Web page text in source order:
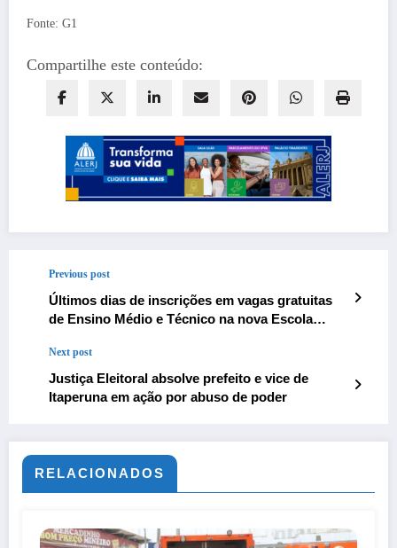
Fonte: G1
Compartilhe este conteúdo:
Previous post
Últimos dias de inscrições em vagas gratuitas
de Ensino Médio e Técnico na nova Escola
Next post
Justiça Eleitoral absolve prefeito e vice de
Itaperuna em ação por abuso de poder
RELACIONADOS